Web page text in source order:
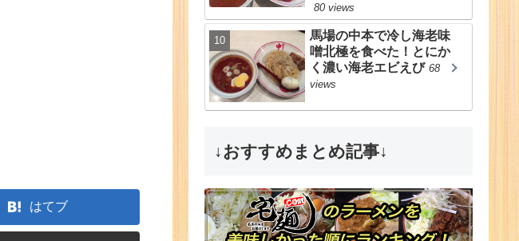
はてブ
80 views
馬場の中本で冷し海老味
噌北極を食べた！とにか
く濃い海老エビえび 68
views
↓おすすめまとめ記事↓